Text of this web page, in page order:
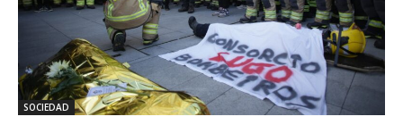
SOCIEDAD